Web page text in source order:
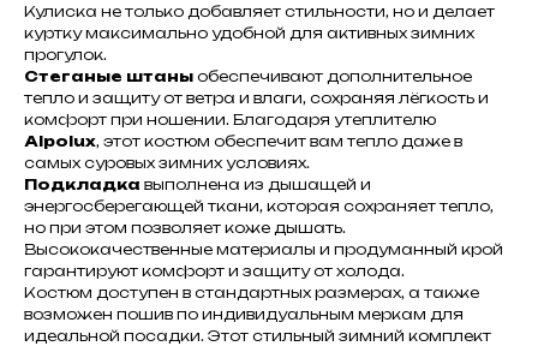
Кулиска не только добавляет стильности, но и делает
куртку максимально удобной для активных зимних
прогулок.
Стеганые штаны обеспечивают дополнительное
тепло и защиту от ветра и влаги, сохраняя лёгкость и
комфорт при ношении. Благодаря утеплителю
Alpolux, этот костюм обеспечит вам тепло даже в
самых суровых зимних условиях.
Подкладка выполнена из дышащей и
энергосберегающей ткани, которая сохраняет тепло,
но при этом позволяет коже дышать.
Высококачественные материалы и продуманный крой
гарантируют комфорт и защиту от холода.
Костюм доступен в стандартных размерах, а также
возможен пошив по индивидуальным меркам для
идеальной посадки. Этот стильный зимний комплект